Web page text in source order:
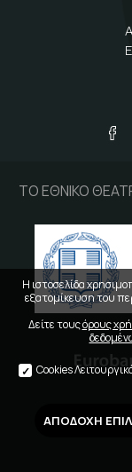
ΤΟ ΕΘΝΙΚΟ
Η ιστοσελίδα
εξατομίκευση του
Δείτε τουςόρους
Cookies
ΑΠΟΔΟΧΗ